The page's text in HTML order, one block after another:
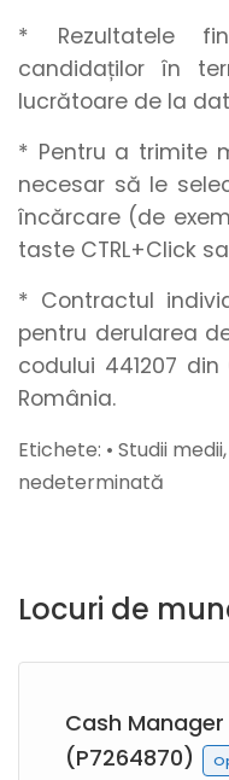
* Rezultatele
candidaților în
lucrătoare de la
* Pentru a trimite
necesar să le
încărcare (de
taste CTRL+Click
* Contractul
pentru derularea
codului 441207
România.
Etichete: • Studii
nedeterminată
Locuri de
Cash Manager
(P7264870)